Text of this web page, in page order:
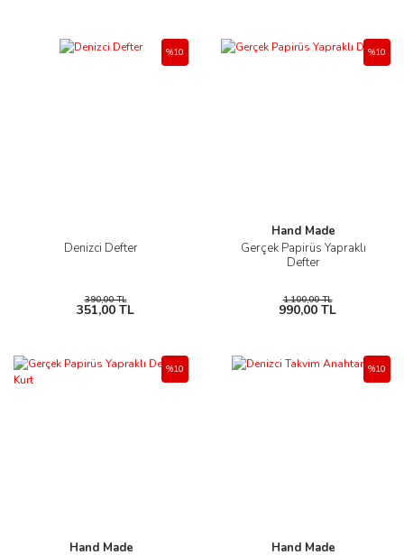
Denizci Defter
%10
390,00 TL
351,00 TL
Hand Made
Gerçek Papirüs Yapraklı
Defter
%10
1.100,00 TL
990,00 TL
Hand Made
%10
Hand Made
%10